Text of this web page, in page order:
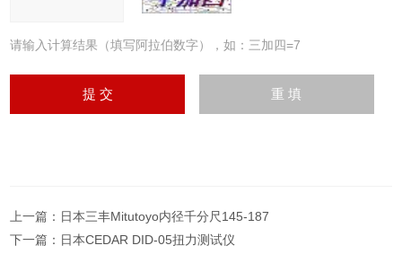
请输入计算结果（填写阿拉伯数字），如：三加四=7
上一篇： 日本三丰Mitutoyo内径千分尺145-187
下一篇： 日本CEDAR DID-05扭力测试仪